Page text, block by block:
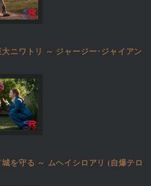
大ニワトリ ～ ジャージー･ジャイアン
を守る ～ ムヘイシロアリ (自爆テロ